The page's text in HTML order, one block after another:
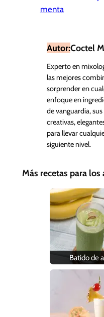
menta
Autor:Coctel
Experto en
las mejores
sorprender en
enfoque en
de vanguardia,
creativas,
para llevar
siguiente nivel.
Más recetas para
Batido de